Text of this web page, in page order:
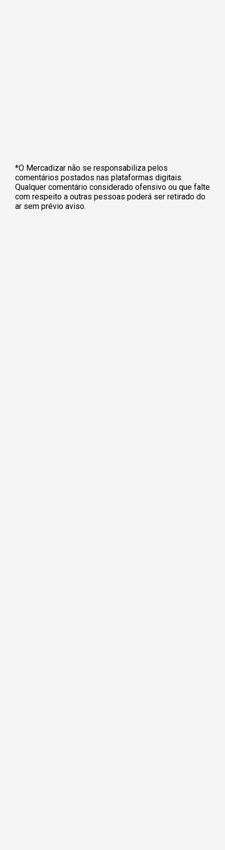
*O Mercadizar não se responsabiliza pelos
comentários postados nas plataformas digitais.
Qualquer comentário considerado ofensivo ou que falte
com respeito a outras pessoas poderá ser retirado do
ar sem prévio aviso.